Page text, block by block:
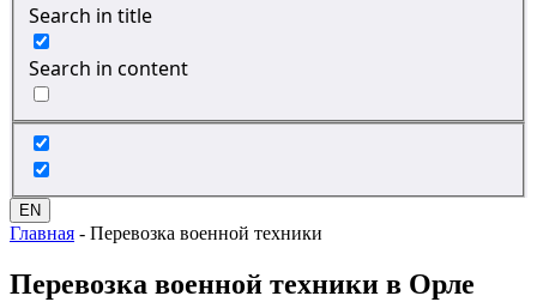
Search in title
Search in content
EN
Главная - Перевозка военной техники
Перевозка военной техники в Орле